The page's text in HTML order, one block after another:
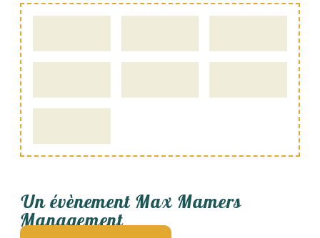
Un évènement Max Mamers
Management